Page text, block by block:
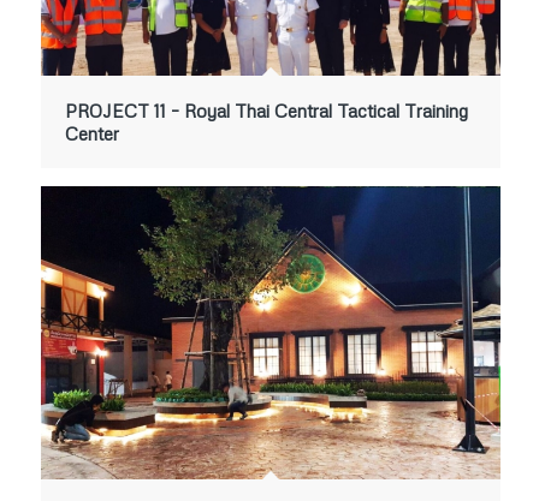
PROJECT 11 – Royal Thai Central Tactical Training
Center